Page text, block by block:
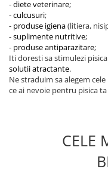
-diete veterinare;
-culcusuri;
- produse igiena(litiera,
-suplimente nutritive;
- produse antiparazitare;
Iti doresti sa stimulezi
solutii atractante.
Ne straduim sa alegem
ce ai nevoie pentru pisica
CELE